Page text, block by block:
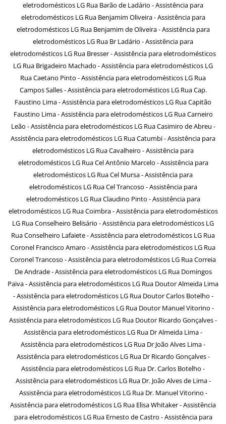
eletrodomésticos LG Rua Barão de Ladário - Assistência para
eletrodomésticos LG Rua Benjamim Oliveira - Assistência para
eletrodomésticos LG Rua Benjamim de Oliveira - Assistência para
eletrodomésticos LG Rua Br Ladário - Assistência para
eletrodomésticos LG Rua Bresser - Assistência para eletrodomésticos
LG Rua Brigadeiro Machado - Assistência para eletrodomésticos LG
Rua Caetano Pinto - Assistência para eletrodomésticos LG Rua
Campos Salles - Assistência para eletrodomésticos LG Rua Cap.
Faustino Lima - Assistência para eletrodomésticos LG Rua Capitão
Faustino Lima - Assistência para eletrodomésticos LG Rua Carneiro
Leão - Assistência para eletrodomésticos LG Rua Casimiro de Abreu -
Assistência para eletrodomésticos LG Rua Catumbi - Assistência para
eletrodomésticos LG Rua Cavalheiro - Assistência para
eletrodomésticos LG Rua Cel Antônio Marcelo - Assistência para
eletrodomésticos LG Rua Cel Mursa - Assistência para
eletrodomésticos LG Rua Cel Trancoso - Assistência para
eletrodomésticos LG Rua Claudino Pinto - Assistência para
eletrodomésticos LG Rua Coimbra - Assistência para eletrodomésticos
LG Rua Conselheiro Belisário - Assistência para eletrodomésticos LG
Rua Conselheiro Lafaiete - Assistência para eletrodomésticos LG Rua
Coronel Francisco Amaro - Assistência para eletrodomésticos LG Rua
Coronel Trancoso - Assistência para eletrodomésticos LG Rua Correia
De Andrade - Assistência para eletrodomésticos LG Rua Domingos
Paiva - Assistência para eletrodomésticos LG Rua Doutor Almeida Lima
- Assistência para eletrodomésticos LG Rua Doutor Carlos Botelho -
Assistência para eletrodomésticos LG Rua Doutor Manuel Vitorino -
Assistência para eletrodomésticos LG Rua Doutor Ricardo Gonçalves -
Assistência para eletrodomésticos LG Rua Dr Almeida Lima -
Assistência para eletrodomésticos LG Rua Dr João Alves Lima -
Assistência para eletrodomésticos LG Rua Dr Ricardo Gonçalves -
Assistência para eletrodomésticos LG Rua Dr. Carlos Botelho -
Assistência para eletrodomésticos LG Rua Dr. João Alves de Lima -
Assistência para eletrodomésticos LG Rua Dr. Manuel Vitorino -
Assistência para eletrodomésticos LG Rua Elisa Whitaker - Assistência
para eletrodomésticos LG Rua Ernesto de Castro - Assistência para